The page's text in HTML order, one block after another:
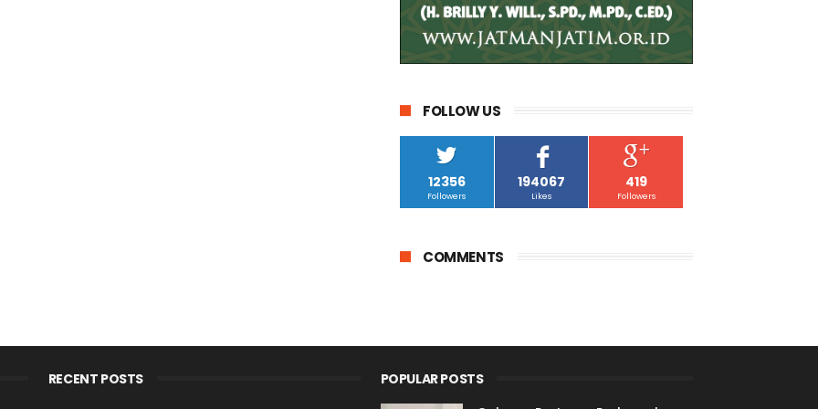
FOLLOW US
12356
Followers
194067
Likes
419
Followers
COMMENTS
RECENT POSTS
POPULAR POSTS